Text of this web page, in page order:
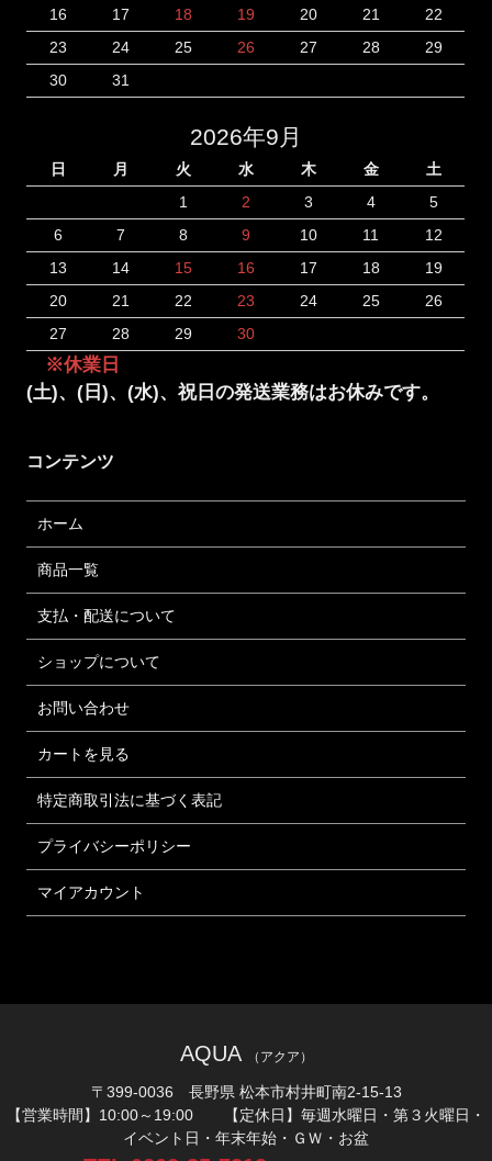
16
17 18 19 20 21
22
23
24 25 26 27 28
29
30
31
2026年9月
日 月 火 水 木 金
土
1
2 3 4
5
6
7 8 9 10 11
12
13
14 15 16 17 18
19
20
21 22 23 24 25
26
27
28 29 30
※休業日
(土)、(日)、(水)、祝日の発送業務はお休みです。
コンテンツ
ホーム
商品一覧
支払・配送について
ショップについて
お問い合わせ
カートを見る
特定商取引法に基づく表記
プライバシーポリシー
マイアカウント
AQUA （アクア）
〒399-0036 長野県 松本市村井町南2-15-13
【営業時間】10:00～19:00 【定休日】毎週水曜日・第３火曜日・
イベント日・年末年始・ＧＷ・お盆